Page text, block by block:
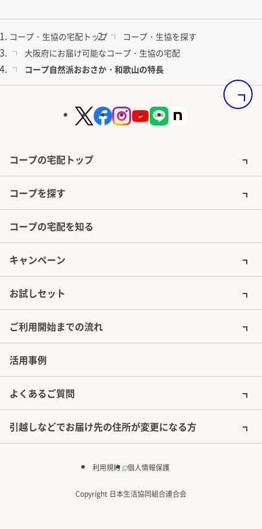
コープ・生協の宅配トップ
コープ・生協を探す
大阪府にお届け可能なコープ・生協の宅配
コープ自然派おおさか・和歌山の特長
ページ
コープの宅配トップ
コープを探す
コープの宅配を知る
キャンペーン
お試しセット
ご利用開始までの流れ
活用事例
よくあるご質問
引越しなどでお届け先の住所が変更になる方
利用規約 個人情報保護
Copyright 日本生活協同組合連合会